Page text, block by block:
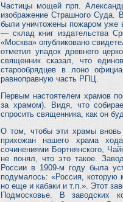
Частицы мощей прп.
изображение Страшного Суда.
были уничтожены пожаром уже
— склад книг издательства
«Москва» опубликовано
отметил упадок древнего
священник сказал, что
старообрядцев в лоно
равноправную часть РПЦ.
Первым настоятелем храмов
за храмом). Видя, что
спросить священника, как он
О том, чтобы эти храмы вновь
прихожан нашего храма
сочинениями Бортнянского,
не понял, что это такое.
России в 1909-м году была
подумалось: «Россия,
но еще и кабаки и т.п.». Этот
Подмосковье. В заводских